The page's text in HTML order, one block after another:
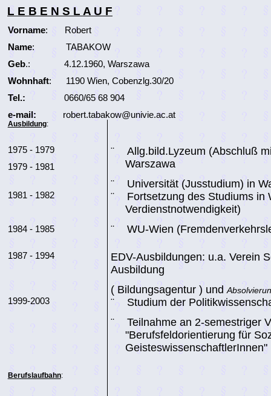
L E B E N S L A U F
Vorname:
Robert
Name:
TABAKOW
Geb.: 4.12.1960, Warszawa
Wohnhaft:
1190 Wien, Cobenzlg.30/20
Tel.:
0660/65 68 904
e-mail:
robert.tabakow@univie.ac.at
Ausbildung:
1975 - 1979
1979 - 1981
¨ Allg.bild.Lyzeum (Abschluß
Warszawa
¨
Universität (Jusstudium) in
1981 - 1982
1984 - 1985
¨
Fortsetzung des Studiums in
Verdienstnotwendigkeit)
¨
WU-Wien
1987 - 1994 EDV-Ausbildungen: u.a. Verein
Ausbildung
( Bildungsagentur ) und
1999-2003
¨
Studium der
¨
Teilnahme an 2-semestriger
"Berufsfeldorientierung für
GeisteswissenschaftlerInnen"
Berufslaufbahn: